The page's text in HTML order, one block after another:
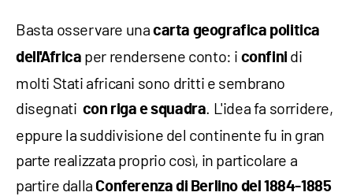
Basta osservare una carta geografica politica
dell'Africa per rendersene conto: i confini di
molti Stati africani sono dritti e sembrano
disegnati con riga e squadra. L'idea fa sorridere,
eppure la suddivisione del continente fu in gran
parte realizzata proprio così, in particolare a
partire dalla Conferenza di Berlino del 1884-1885